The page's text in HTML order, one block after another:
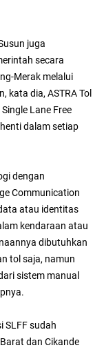
juga
secara
Merak melalui
kata dia, ASTRA Tol
Lane Free
dalam setiap
dengan
Communication
atau identitas
kendaraan atau
dibutuhkan
tol saja, namun
sistem manual
SLFF sudah
dan Cikande